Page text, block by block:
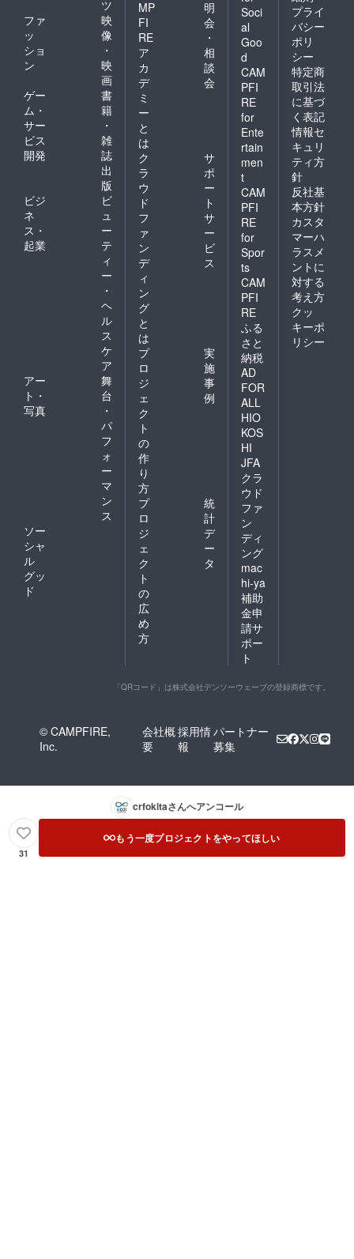
ツ
ファ
ッ
ショ
ン
映
像
・
映
画
ゲー
ム・
サー
ビス
開発
書
籍
・
雑
誌
出
版
ビジ
ネ
ス・
起業
ビ
ュ
ー
テ
ィ
ー
・
ヘ
ル
ス
ケ
ア
アー
ト・
写真
舞
台
・
パ
フ
ォ
ー
マ
ン
ス
ソー
シャ
ル
グッ
ド
MP
FI
RE
ア
カ
デ
ミ
ー
と
は
明
会
・
相
談
会
ク
ラ
ウ
ド
フ
ァ
ン
デ
ィ
ン
グ
と
は
サ
ポ
ー
ト
サ
ー
ビ
ス
プ
ロ
ジ
ェ
ク
ト
の
作
り
方
実
施
事
例
プ
ロ
ジ
ェ
ク
ト
の
広
め
方
統
計
デ
ー
タ
Soci
al
Goo
d
CAM
PFI
RE
for
Ente
rtain
men
t
CAM
PFI
RE
for
Spor
ts
CAM
PFI
RE
ふる
さと
納税
AD
FOR
ALL
HIO
KOS
HI
JFA
クラ
ウド
ファ
ン
ディ
ング
mac
hi-ya
補助
金申
請サ
ポー
ト
プライ
バシー
ポリ
シー
特定商
取引法
に基づ
く表記
情報セ
キュリ
ティ方
針
反社基
本方針
カスタ
マーハ
ラスメ
ントに
対する
考え方
クッ
キーポ
リシー
「QRコード」は株式会社デンソーウェーブの登録商標です。
© CAMPFIRE,
Inc.
会社概
要
採用情
報
パートナー
募集
crfokitaさんへアンコール
31
もう一度プロジェクトをやってほしい